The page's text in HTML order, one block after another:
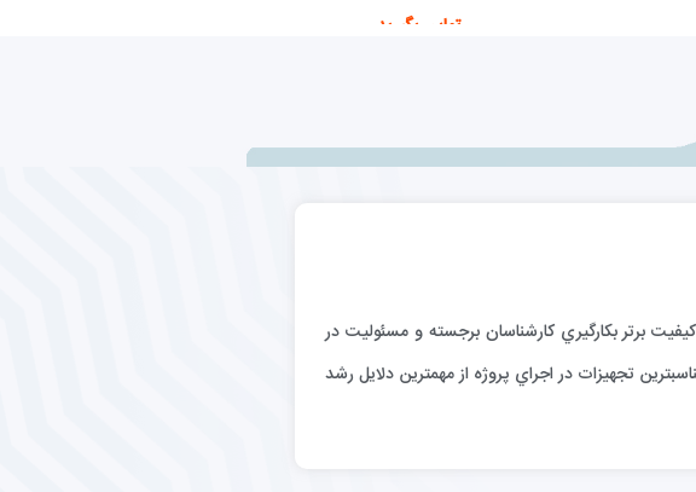
تماس بگیرید
با كيفيت برتر بكارگيري كارشناسان برجسته و مسئوليت در
تجهيزات در اجراي پروژه از مهمترين دلايل رشد